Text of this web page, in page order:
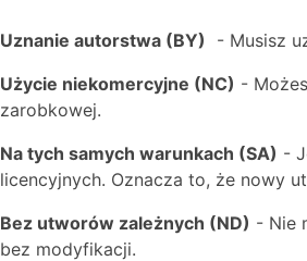
Uznanie autorstwa (BY) - Musisz
Użycie niekomercyjne (NC) -
zarobkowej.
Na tych samych warunkach (SA) -
licencyjnych. Oznacza to, że nowy
Bez utworów zależnych (ND) - Nie
bez modyfikacji.